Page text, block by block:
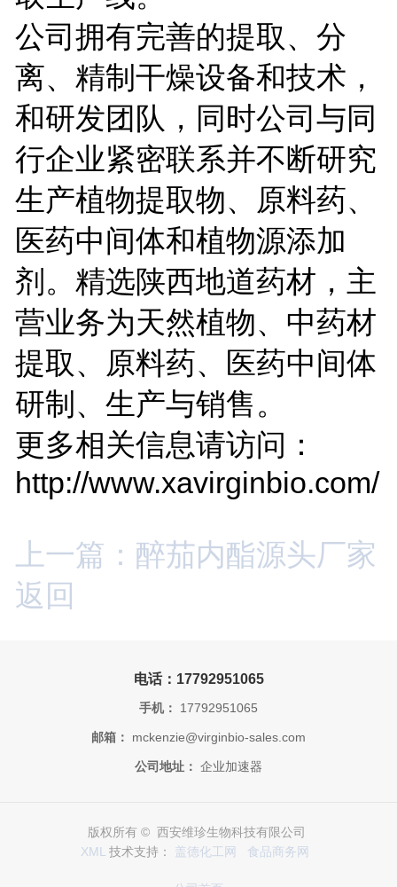
公司拥有完善的提取、分
离、精制干燥设备和技术，
和研发团队，同时公司与同
行企业紧密联系并不断研究
生产植物提取物、原料药、
医药中间体和植物源添加
剂。精选陕西地道药材，主
营业务为天然植物、中药材
提取、原料药、医药中间体
研制、生产与销售。
更多相关信息请访问：
http://www.xavirginbio.com/
上一篇：醉茄内酯源头厂家
返回
电话：17792951065
手机： 17792951065
邮箱： mckenzie@virginbio-sales.com
公司地址： 企业加速器
版权所有 © 西安维珍生物科技有限公司
XML 技术支持： 盖德化工网 食品商务网